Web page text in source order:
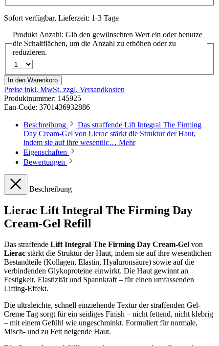
Sofort verfügbar, Lieferzeit: 1-3 Tage
Produkt Anzahl: Gib den gewünschten Wert ein oder benutze
die Schaltflächen, um die Anzahl zu erhöhen oder zu
reduzieren.
In den Warenkorb
Preise inkl. MwSt. zzgl. Versandkosten
Produktnummer: 145925
Ean-Code: 3701436932886
Beschreibung
Das straffende Lift Integral The Firming
Day Cream-Gel von Lierac stärkt die Struktur der Haut,
indem sie auf ihre wesentlic… Mehr
Eigenschaften
Bewertungen
Beschreibung
Lierac Lift Integral The Firming Day
Cream-Gel Refill
Das straffende Lift Integral The Firming Day Cream-Gel von
Lierac stärkt die Struktur der Haut, indem sie auf ihre wesentlichen
Bestandteile (Kollagen, Elastin, Hyaluronsäure) sowie auf die
verbindenden Glykoproteine einwirkt. Die Haut gewinnt an
Festigkeit, Elastizität und Spannkraft – für einen umfassenden
Lifting-Effekt.
Die ultraleichte, schnell einziehende Textur der straffenden Gel-
Creme Tag sorgt für ein seidiges Finish – nicht fettend, nicht klebrig
– mit einem Gefühl wie ungeschminkt. Formuliert für normale,
Misch- und zu Fett neigende Haut.